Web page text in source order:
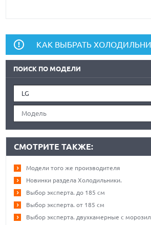
КАК ВЫБРАТЬ
ПОИСК ПО МОДЕЛИ
LG
Модель
СМОТРИТЕ ТАКЖЕ:
Модели того же производителя
Новинки раздела Холодильники.
Выбор эксперта. до 185 см
Выбор эксперта. от 185 см
Выбор эксперта. двухкамерные с